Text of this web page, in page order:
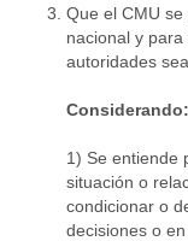
Que el CMU
nacional y
autoridades
Considerando:
1) Se entiende
situación o
condicionar o
decisiones o